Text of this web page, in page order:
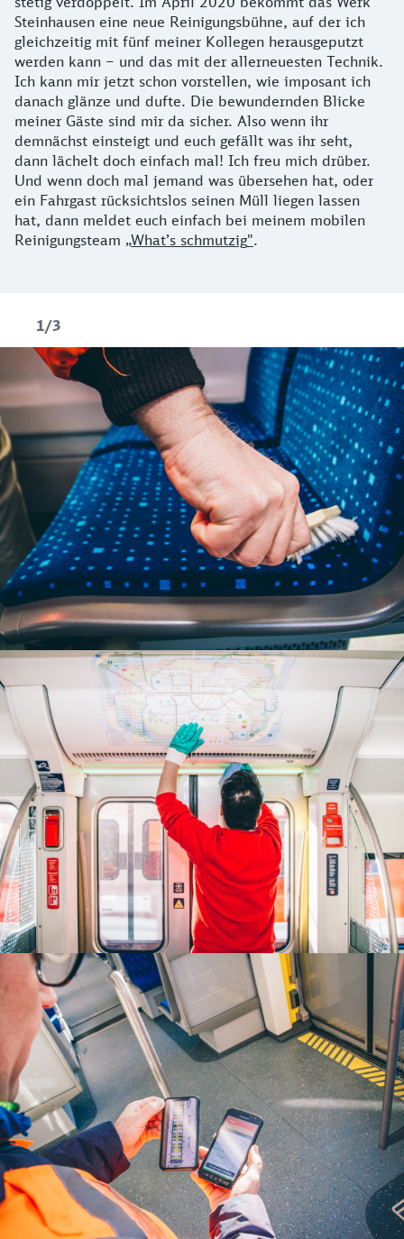
Steinhausen eine neue Reinigungsbühne, auf der ich
gleichzeitig mit fünf meiner Kollegen herausgeputzt
werden kann – und das mit der allerneuesten Technik.
Ich kann mir jetzt schon vorstellen, wie imposant ich
danach glänze und dufte. Die bewundernden Blicke
meiner Gäste sind mir da sicher. Also wenn ihr
demnächst einsteigt und euch gefällt was ihr seht,
dann lächelt doch einfach mal! Ich freu mich drüber.
Und wenn doch mal jemand was übersehen hat, oder
ein Fahrgast rücksichtslos seinen Müll liegen lassen
hat, dann meldet euch einfach bei meinem mobilen
Reinigungsteam „What’s schmutzig".
1/3